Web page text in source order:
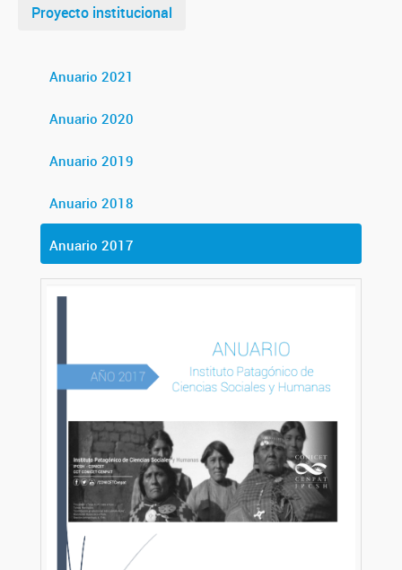
Proyecto institucional
Anuario 2021
Anuario 2020
Anuario 2019
Anuario 2018
Anuario 2017